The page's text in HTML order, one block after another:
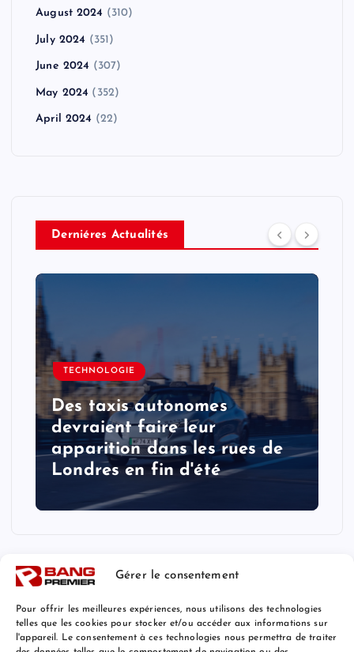
Gérer le consentement
Pour offrir les meilleures expériences, nous utilisons des technologies
telles que les cookies pour stocker et/ou accéder aux informations sur
l'appareil. Le consentement à ces technologies nous permettra de traiter
August 2024 (310)
July 2024 (351)
June 2024 (307)
May 2024 (352)
April 2024 (22)
Derniéres Actualités
TECHNOLOGIE
Des taxis autonomes
devraient faire leur
apparition dans les rues de
Londres en fin d'été
Mentions Légales